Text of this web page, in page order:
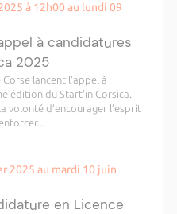
à 12h00 au lundi 09
à candidatures
2025
lancent l'appel à
édition du Start'in Corsica.
volonté d’encourager l’esprit
2025 au mardi 10 juin
en Licence